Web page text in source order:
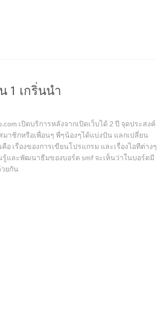
1 เกริ่นนำ
เปิดบริการหลังจากเปิดเว็บได้ 2 ปี จุดประสงค์
มาชิกหรือเพื่อนๆ พี่ๆน้องๆได้แบ่งปัน แลกเปลี่ยน
อ เรื่องของการเขียนโปรแกรม และเรื่องไอทีต่างๆ
รู้และพัฒนาธีมของบอร์ด smf จะเห็นว่าในบอร์ดมี
ยกัน